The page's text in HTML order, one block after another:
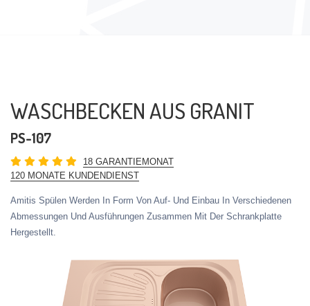
WASCHBECKEN AUS GRANIT
PS-107
18 GARANTIEMONAT
120 MONATE KUNDENDIENST
Amitis Spülen Werden In Form Von Auf- Und Einbau In Verschiedenen
Abmessungen Und Ausführungen Zusammen Mit Der Schrankplatte
Hergestellt.